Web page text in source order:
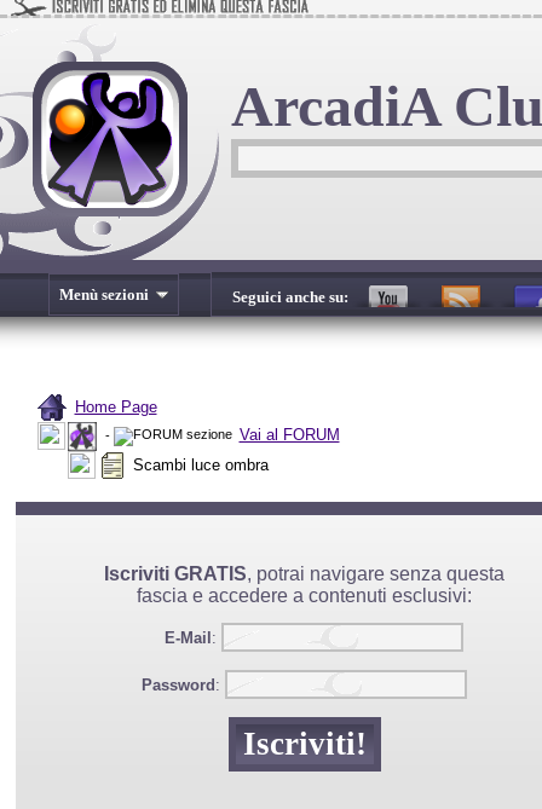
ArcadiA
Menù sezioni Seguici anche su:
Home Page
-
Vai al FORUM
Scambi luce ombra
Iscriviti GRATIS, potrai navigare senza questa
fascia e accedere a contenuti esclusivi:
E-Mail :
Password :